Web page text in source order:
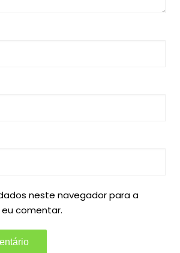
neste navegador para a
comentar.